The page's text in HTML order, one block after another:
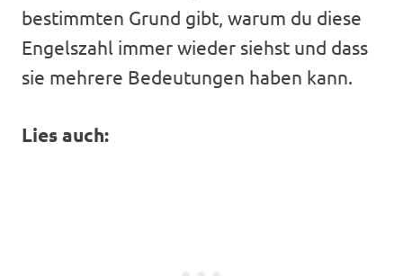
bestimmten Grund gibt, warum du diese
Engelszahl immer wieder siehst und dass
sie mehrere Bedeutungen haben kann.
Lies auch: